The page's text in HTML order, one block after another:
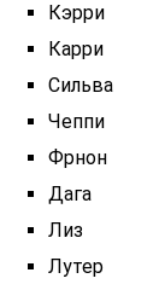
Кэрри
Карри
Сильва
Чеппи
Фрнон
Дага
Лиз
Лутер